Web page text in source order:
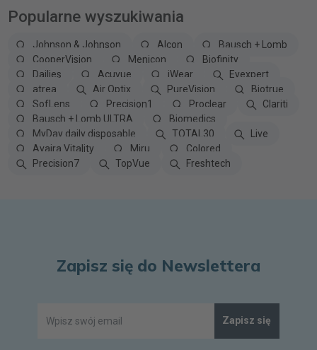
Popularne wyszukiwania
Johnson & Johnson Alcon
Bausch + Lomb
CooperVision
Menicon
Biofinity
Dailies
Acuvue iWear
Eyexpert
atrea
Air Optix PureVision
Biotrue
SofLens
Precision1 Proclear
Clariti
Bausch + Lomb ULTRA
Biomedics
MyDay daily disposable
TOTAL30
Live
Avaira Vitality
Miru
Colored
Precision7
TopVue Freshtech
Zapisz się do Newslettera
Zapisz się